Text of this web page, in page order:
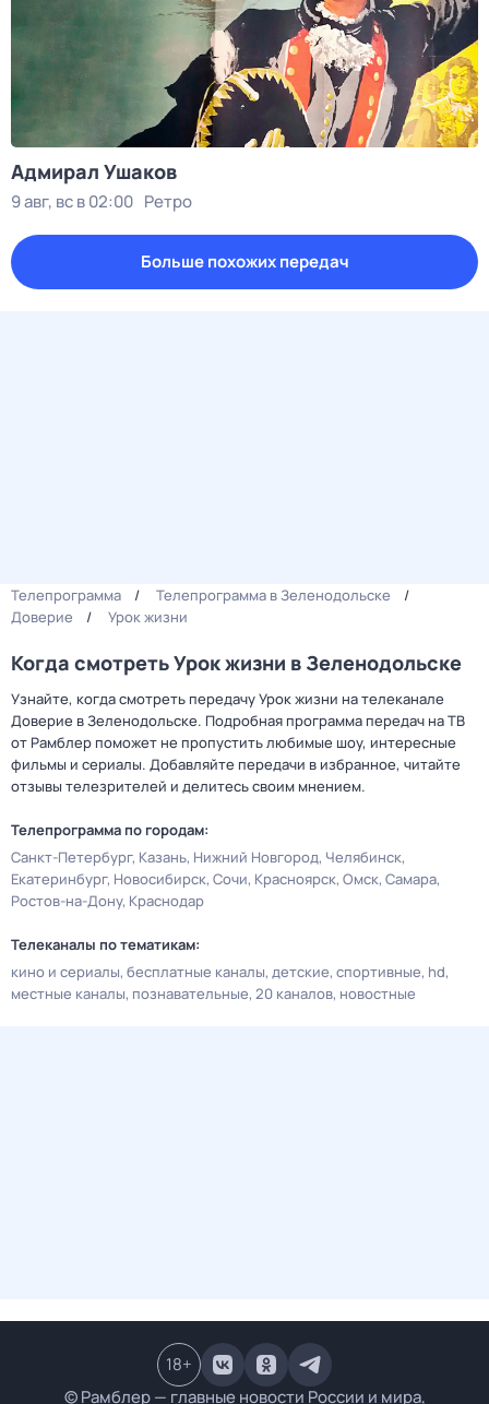
Адмирал Ушаков
9 авг, вс в 02:00 Ретро
Больше похожих передач
Телепрограмма
Телепрограмма в Зеленодольске
Доверие
Урок жизни
Когда смотреть Урок жизни в Зеленодольске
Узнайте, когда смотреть передачу Урок жизни на телеканале
Доверие в Зеленодольске. Подробная программа передач на ТВ
от Рамблер поможет не пропустить любимые шоу, интересные
фильмы и сериалы. Добавляйте передачи в избранное, читайте
отзывы телезрителей и делитесь своим мнением.
Телепрограмма по городам:
Санкт-Петербург Казань Нижний Новгород Челябинск
Екатеринбург Новосибирск Сочи Красноярск Омск Самара
Ростов-на-Дону Краснодар
Телеканалы по тематикам:
кино и сериалы бесплатные каналы детские спортивные hd
местные каналы познавательные 20 каналов новостные
© Рамблер — главные новости России и мира,
18+